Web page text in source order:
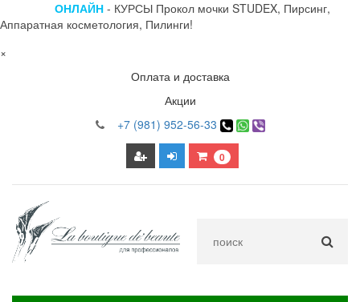
ОНЛАЙН - КУРСЫ Прокол мочки STUDEX, Пирсинг,
Аппаратная косметология, Пилинги!
×
Оплата и доставка
Акции
+7 (981) 952-56-33
0